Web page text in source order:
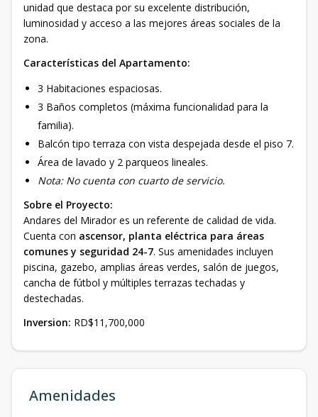
unidad que destaca por su excelente distribución,
luminosidad y acceso a las mejores áreas sociales de la
zona.
Características del Apartamento:
3 Habitaciones espaciosas.
3 Baños completos (máxima funcionalidad para la
familia).
Balcón tipo terraza con vista despejada desde el piso 7.
Área de lavado y 2 parqueos lineales.
Nota: No cuenta con cuarto de servicio.
Sobre el Proyecto:
Andares del Mirador es un referente de calidad de vida.
Cuenta con ascensor, planta eléctrica para áreas
comunes y seguridad 24-7. Sus amenidades incluyen
piscina, gazebo, amplias áreas verdes, salón de juegos,
cancha de fútbol y múltiples terrazas techadas y
destechadas.
Inversion: RD$11,700,000
Amenidades